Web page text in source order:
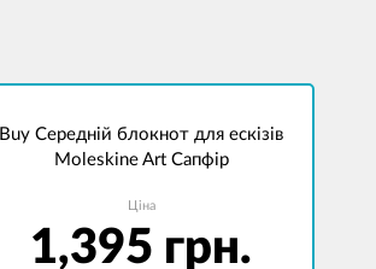
Buy Середній блокнот для ескізів
Moleskine Art Сапфір
Ціна
1,395 грн.